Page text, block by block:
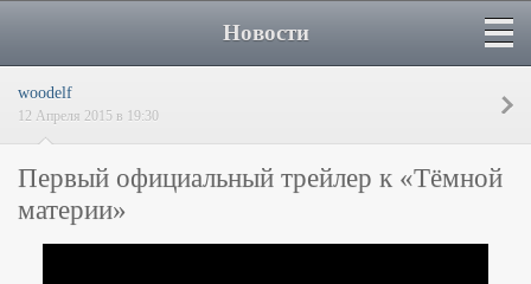
Новости
woodelf
12 Апреля 2015 в 19:30
Первый официальный трейлер к «Тёмной
материи»